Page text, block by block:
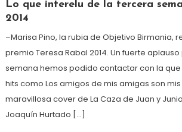
Lo que interelu de la tercera
2014
–Marisa Pino, la rubia de Objetivo Birmania,
premio Teresa Rabal 2014. Un fuerte aplauso
semana hemos podido contactar con la
hits como Los amigos de mis amigas son
maravillosa cover de La Caza de Juan y
Joaquín Hurtado […]